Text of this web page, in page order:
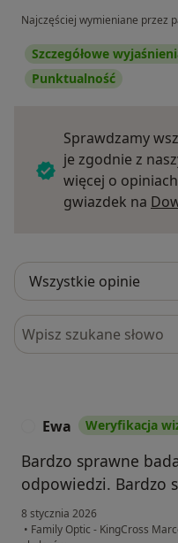
Najczęściej wymieniane przez
Szczegółowe
Punktualność
Sprawdzamy
je zgodnie z
więcej o
gwiazdek na
Szukaj w opiniach
Ewa Weryfikacja
Bardzo sprawne
odpowiedzi. Bardzo
8 stycznia 2026
• Family Optic - KingCross